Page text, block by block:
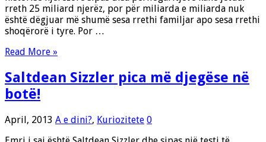
rreth 25 miliard njerëz, por për miliarda e miliarda nuk
është dëgjuar më shumë sesa rrethi familjar apo sesa rrethi
shoqërorë i tyre. Por …
Read More »
Saltdean Sizzler pica më djegëse në
botë!
April, 2013 A e dini?, Kuriozitete 0